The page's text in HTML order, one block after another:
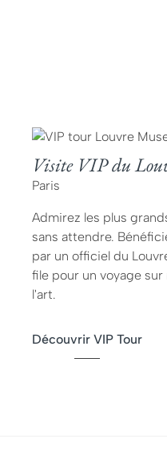
Visite VIP du
Paris
Admirez les plus
sans attendre.
par un officiel du
file pour un voyage
l'art.
Découvrir VIP Tour